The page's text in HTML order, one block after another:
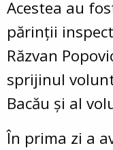
Acestea au
părinții
Răzvan
sprijinul
Bacău și al
În prima zi a